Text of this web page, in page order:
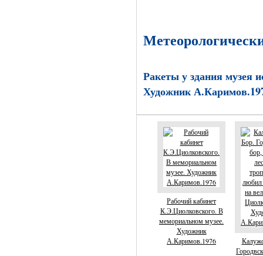
Ракеты у здания музея
Художник
Рабочий кабинет
К.Э.Циолковского. В
мемориальном музее.
Художник
А.Каримов.1976